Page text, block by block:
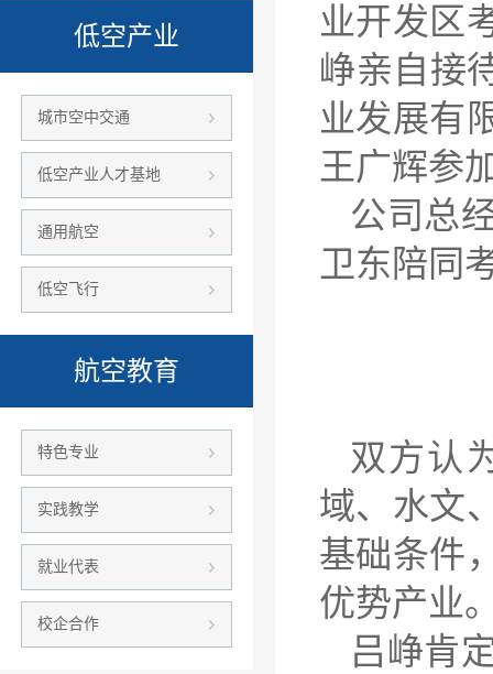
低空产业
城市空中交通
低空产业人才基地
通用航空
低空飞行
航空教育
特色专业
实践教学
就业代表
校企合作
业开发区
峥亲自接
业发展有
王广辉参
公司总
卫东陪同
双方认
域、水文
基础条件
优势产业
吕峥肯